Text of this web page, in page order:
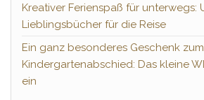
Kreativer Ferienspaß für unterwegs:
Lieblingsbücher für die Reise
Ein ganz besonderes Geschenk zum
Kindergartenabschied: Das kleine
ein